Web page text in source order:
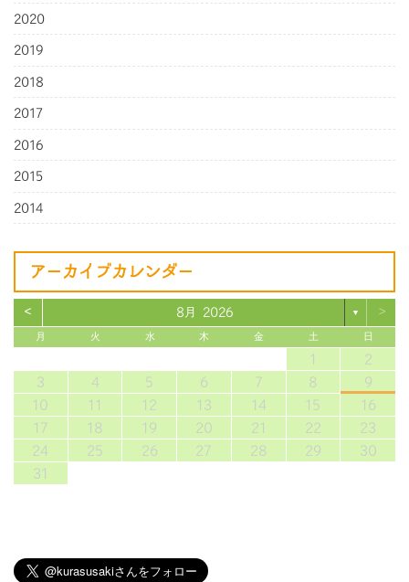
2020
2019
2018
2017
2016
2015
2014
アーカイブカレンダー
< 8月 2026 ▼ >
月 火 水 木 金 土 日
1
2
3
4 5 6 7 8
9
10
11 12 13 14 15
16
17
18 19 20 21 22
23
24
25 26 27 28 29
30
31
当サイトの内容、テキスト、画像等の無断転載・無断使用を固く禁じます。 ©2018